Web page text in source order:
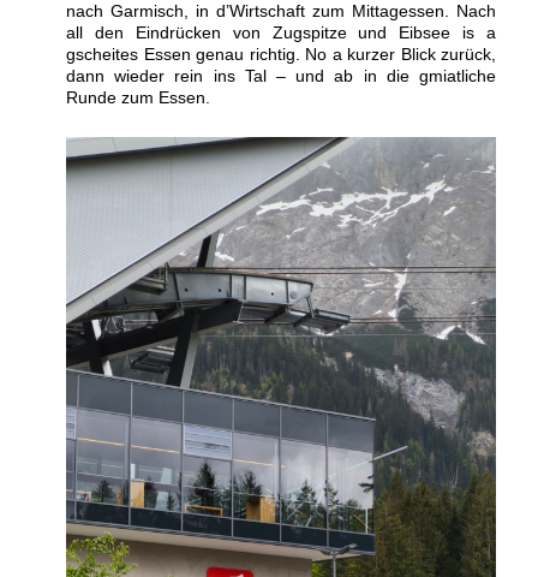
nach Garmisch, in d’Wirtschaft zum Mittagessen. Nach
all den Eindrücken von Zugspitze und Eibsee is a
gscheites Essen genau richtig. No a kurzer Blick zurück,
dann wieder rein ins Tal – und ab in die gmiatliche
Runde zum Essen.